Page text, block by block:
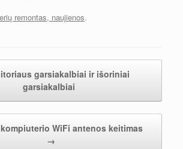
remontas, naujienos.
garsiakalbiai ir išoriniai
garsiakalbiai
WiFi antenos keitimas
→